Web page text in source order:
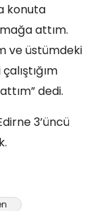
konuta
attım.
ve üstümdeki
dedi.
3’üncü